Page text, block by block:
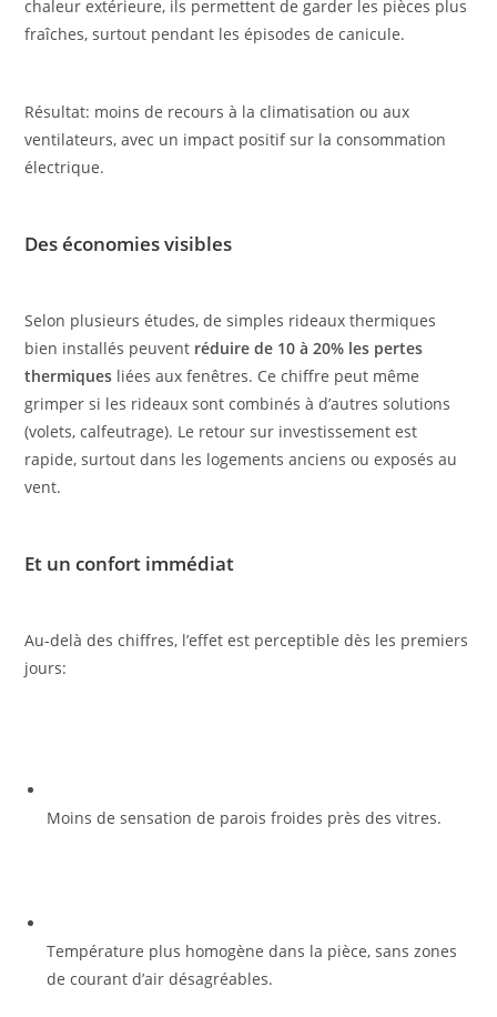
chaleur extérieure, ils permettent de garder les pièces plus
fraîches, surtout pendant les épisodes de canicule.
Résultat: moins de recours à la climatisation ou aux
ventilateurs, avec un impact positif sur la consommation
électrique.
Des économies visibles
Selon plusieurs études, de simples rideaux thermiques
bien installés peuvent réduire de 10 à 20% les pertes
thermiques liées aux fenêtres. Ce chiffre peut même
grimper si les rideaux sont combinés à d’autres solutions
(volets, calfeutrage). Le retour sur investissement est
rapide, surtout dans les logements anciens ou exposés au
vent.
Et un confort immédiat
Au-delà des chiffres, l’effet est perceptible dès les premiers
jours:
Moins de sensation de parois froides près des vitres.
Température plus homogène dans la pièce, sans zones
de courant d’air désagréables.